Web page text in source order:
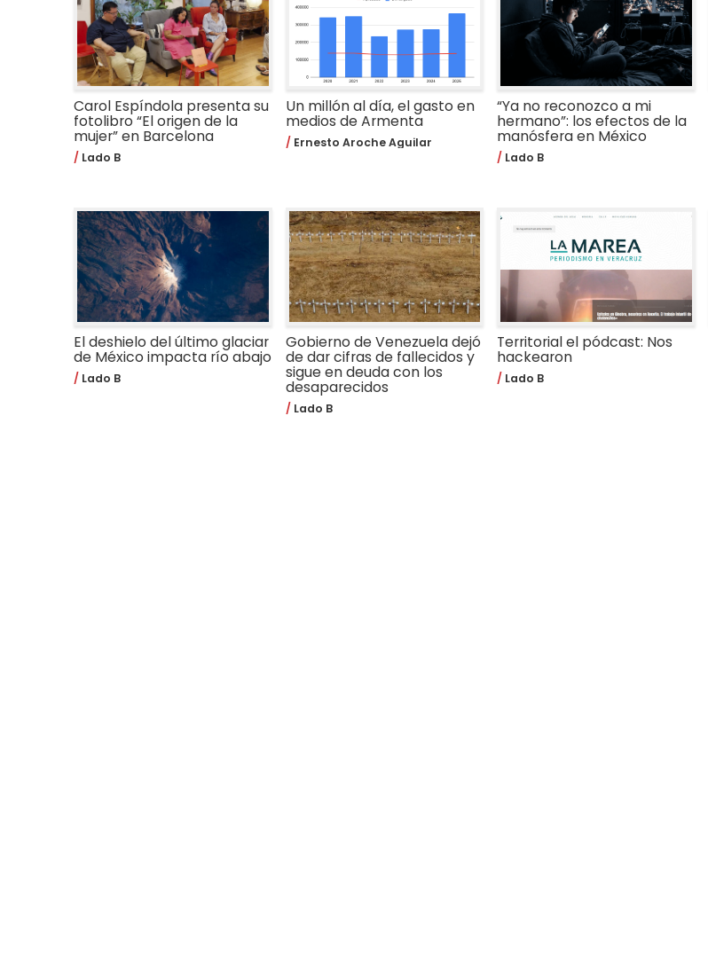
Carol Espíndola presenta su
fotolibro “El origen de la
mujer” en Barcelona
Lado B
Un millón al día, el gasto en
medios de Armenta
Ernesto Aroche Aguilar
“Ya no reconozco a mi
hermano”: los efectos de la
manósfera en México
Lado B
El deshielo del último glaciar
de México impacta río abajo
Lado B
Gobierno de Venezuela dejó
de dar cifras de fallecidos y
sigue en deuda con los
desaparecidos
Lado B
Territorial el pódcast: Nos
hackearon
Lado B